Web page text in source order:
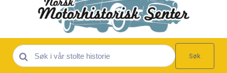
Søk